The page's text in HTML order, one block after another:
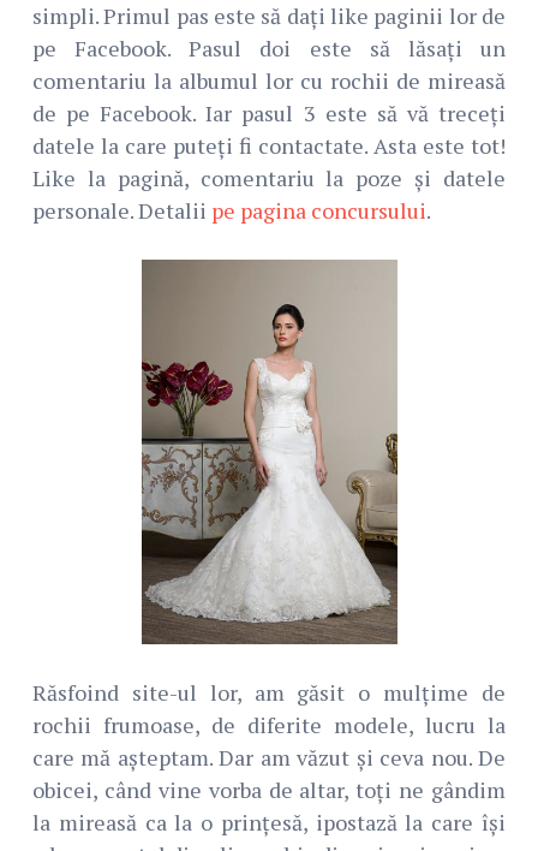
simpli. Primul pas este să dați like paginii lor de
pe Facebook. Pasul doi este să lăsați un
comentariu la albumul lor cu rochii de mireasă
de pe Facebook. Iar pasul 3 este să vă treceți
datele la care puteți fi contactate. Asta este tot!
Like la pagină, comentariu la poze și datele
personale. Detalii pe pagina concursului.
Răsfoind site-ul lor, am găsit o mulțime de
rochii frumoase, de diferite modele, lucru la
care mă așteptam. Dar am văzut și ceva nou. De
obicei, când vine vorba de altar, toți ne gândim
la mireasă ca la o prințesă, ipostază la care își